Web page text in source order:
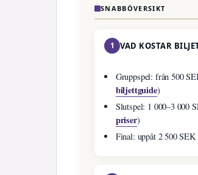
SNABBÖVERSIKT
1 VAD KOSTAR
Gruppspel: från 500
biljettguide)
Slutspel: 1 000–3 000
priser)
Final: uppåt 2 500 SEK